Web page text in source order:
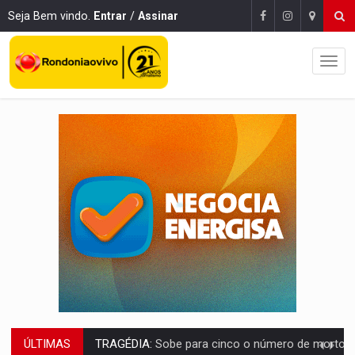
Seja Bem vindo. Entrar / Assinar
ÚLTIMAS TRAGÉDIA: Sobe para cinco o número de mortos em colisão entre carreta e